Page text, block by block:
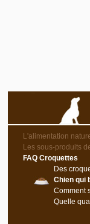
L'alimentation
Les sous-produits
FAQ Croquettes
Des
Chien qui
Comment
Quelle